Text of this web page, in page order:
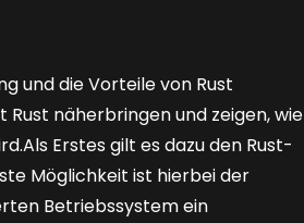
und die Vorteile von Rust
näherbringen und zeigen, wie
Erstes gilt es dazu den Rust-
Möglichkeit ist hierbei der
Betriebssystem ein